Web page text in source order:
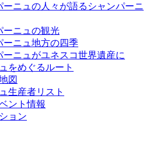
ーニュの人々が語るシャンパーニ
ーニュの観光
ーニュ地方の四季
ーニュがユネスコ世界遺産に
をめぐるルート
図
生産者リスト
ント情報
ョン